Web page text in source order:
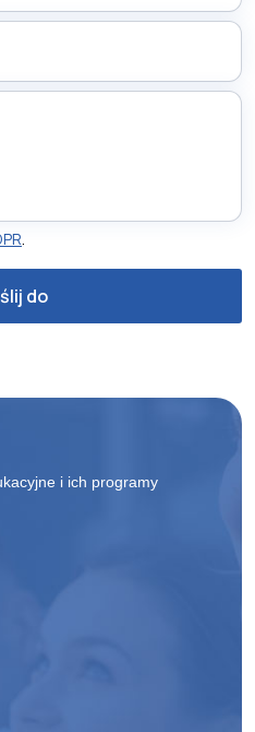
.
i ich programy